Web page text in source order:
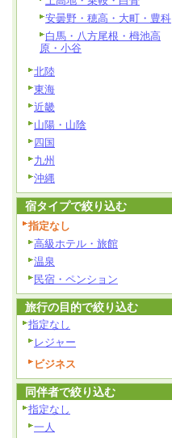
安曇野・穂高・大町・豊科
白馬・八方尾根・栂池高
原・小谷
北陸
東海
近畿
山陽・山陰
四国
九州
沖縄
宿タイプで絞り込む
指定なし
高級ホテル・旅館
温泉
民宿・ペンション
旅行の目的で絞り込む
指定なし
レジャー
ビジネス
同伴者で絞り込む
指定なし
一人